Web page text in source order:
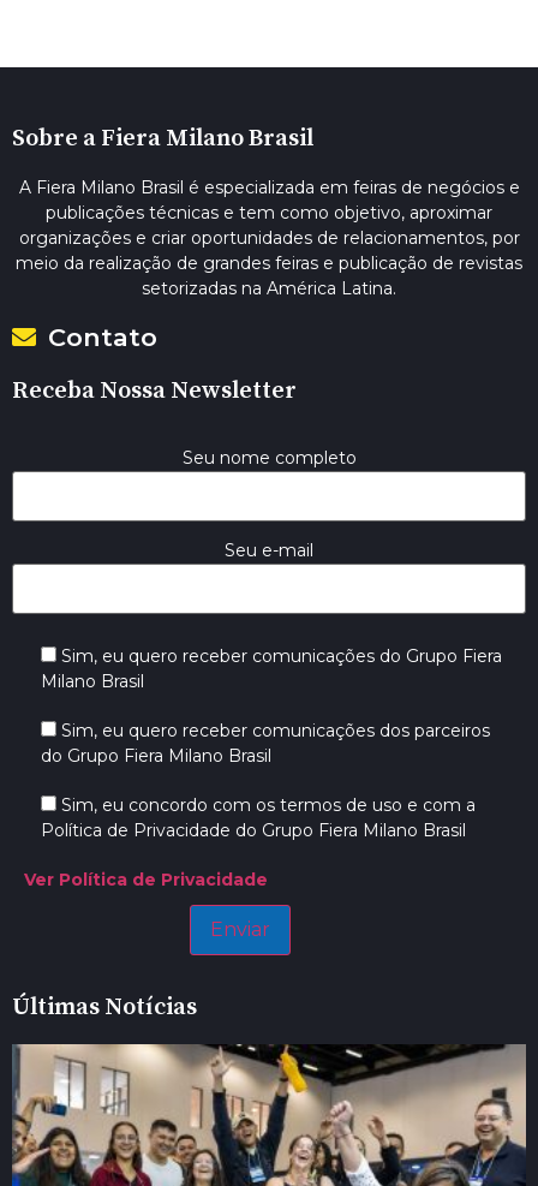
Sobre a Fiera Milano Brasil
A Fiera Milano Brasil é especializada em feiras de negócios e
publicações técnicas e tem como objetivo, aproximar
organizações e criar oportunidades de relacionamentos, por
meio da realização de grandes feiras e publicação de revistas
setorizadas na América Latina.
Contato
Receba Nossa Newsletter
Seu nome completo
Seu e-mail
Sim, eu quero receber comunicações do Grupo Fiera
Milano Brasil
Sim, eu quero receber comunicações dos parceiros
do Grupo Fiera Milano Brasil
Sim, eu concordo com os termos de uso e com a
Política de Privacidade do Grupo Fiera Milano Brasil
Ver Política de Privacidade
Últimas Notícias